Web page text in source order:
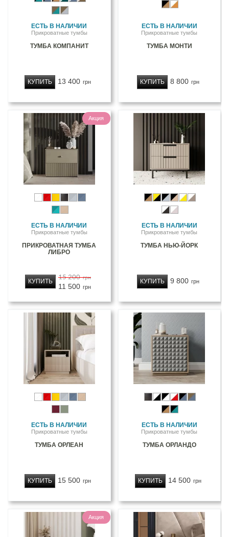
ЕСТЬ В НАЛИЧИИ
Прикроватные тумбы
ТУМБА КОМПАНИТ
13 400 грн
КУПИТЬ
ЕСТЬ В НАЛИЧИИ
Прикроватные тумбы
ТУМБА МОНТИ
8 800 грн
КУПИТЬ
Акция
ЕСТЬ В НАЛИЧИИ
Прикроватные тумбы
ПРИКРОВАТНАЯ ТУМБА
ЛИБРО
15 200 грн
11 500 грн
КУПИТЬ
ЕСТЬ В НАЛИЧИИ
Прикроватные тумбы
ТУМБА НЬЮ-ЙОРК
9 800 грн
КУПИТЬ
ЕСТЬ В НАЛИЧИИ
Прикроватные тумбы
ТУМБА ОРЛЕАН
15 500 грн
КУПИТЬ
ЕСТЬ В НАЛИЧИИ
Прикроватные тумбы
ТУМБА ОРЛАНДО
14 500 грн
КУПИТЬ
Акция